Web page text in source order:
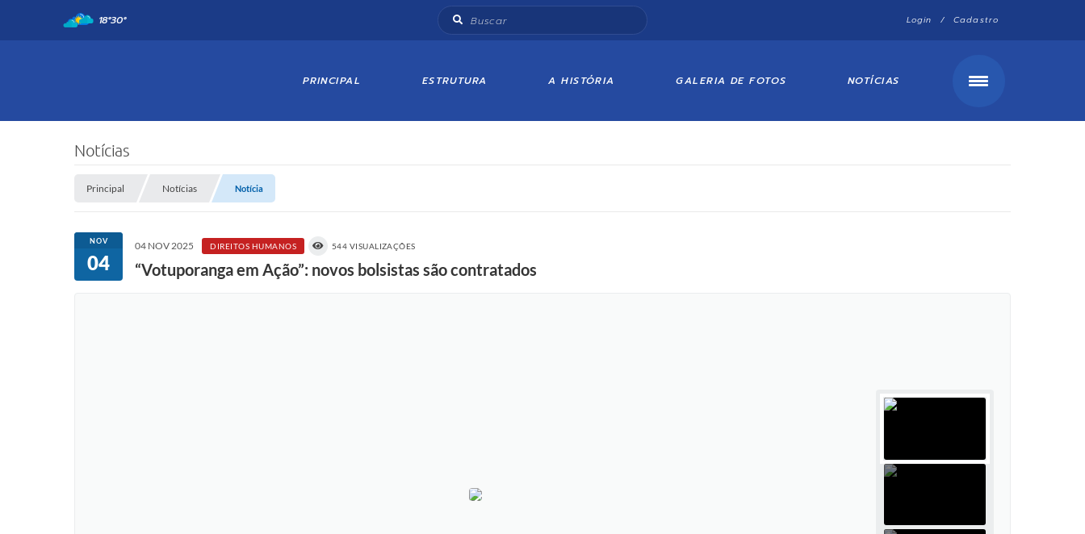
Login / Cadastro
18°30°
PRINCIPAL ESTRUTURA A HISTÓRIA GALERIA DE FOTOS NOTÍCIAS
Notícias
Principal Notícias Notícia
NOV
04
04 NOV 2025 DIREITOS HUMANOS 544 VISUALIZAÇÕES
“Votuporanga em Ação”: novos bolsistas são contratados